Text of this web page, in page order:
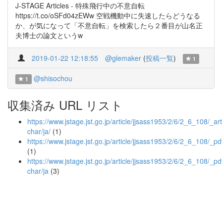
J-STAGE Articles - 特殊飛行中の不意自転
https://t.co/oSFd04zEWw 空戦機動中に失速したらどうなる
か、が気になって「不意自転」を検索したら２番目が山名正
夫博士の論文というw
2019-01-22 12:18:55 @glemaker (投稿一覧) 1
1 @shisochou
収集済み URL リスト
https://www.jstage.jst.go.jp/article/jjsass1953/2/6/2_6_108/
char/ja/ (1)
https://www.jstage.jst.go.jp/article/jjsass1953/2/6/2_6_108/
(1)
https://www.jstage.jst.go.jp/article/jjsass1953/2/6/2_6_108/
char/ja (3)